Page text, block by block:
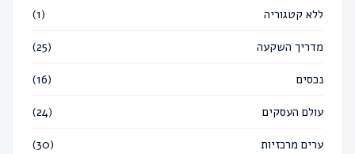
ללא קטגוריה (1)
מדריך השקעה (25)
נכסים (16)
עולם העסקים (24)
ערים מרכזיות (30)